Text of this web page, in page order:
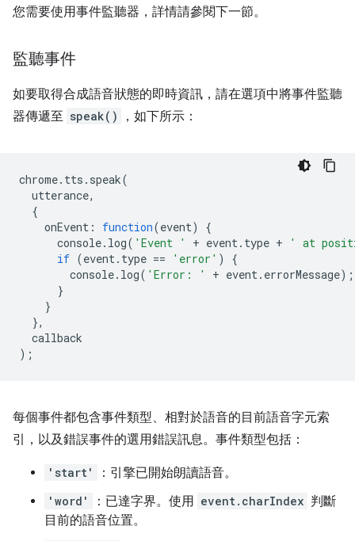
您需要使用事件監聽器，詳情請參閱下一節。
監聽事件
如要取得合成語音狀態的即時資訊，請在選項中將事件監聽
器傳遞至 speak() ，如下所示：
chrome. tts . speak(
utterance,
{
onEvent : function(event)
{
console. log( 'Event ' + event. type +
' at
if (event. type == 'error' )
{
console. log( 'Error: ' + event. errorMessage);
}
}
},
callback
);
每個事件都包含事件類型、相對於語音的目前語音字元索
引，以及錯誤事件的選用錯誤訊息。事件類型包括：
'start' ：引擎已開始朗讀語音。
'word' ：已達字界。使用 event.charIndex 判斷
目前的語音位置。